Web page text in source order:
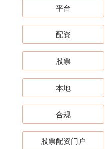
平台
配资
股票
本地
合规
股票配资门户